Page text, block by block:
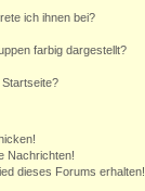
ich ihnen bei?
farbig dargestellt?
Startseite?
Nachrichten!
dieses Forums erhalten!